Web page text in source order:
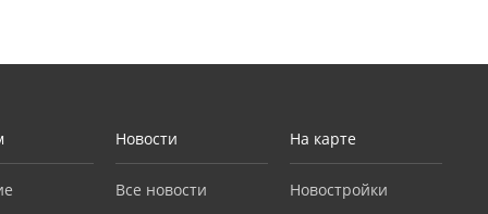
Новости
Все новости
На карте
Новостройки